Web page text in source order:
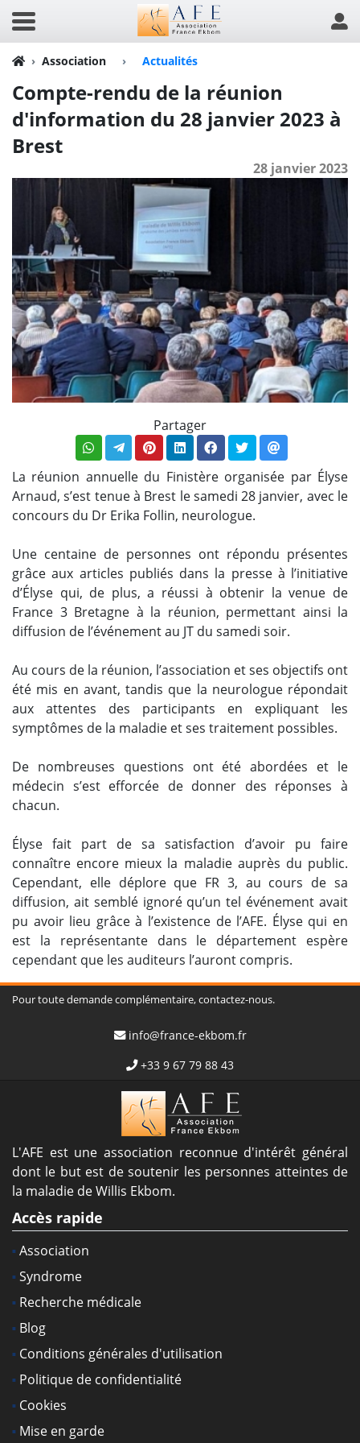
Association › Actualités
Compte-rendu de la réunion
d'information du 28 janvier 2023 à
Brest
28 janvier 2023
Partager
La réunion annuelle du Finistère organisée par Élyse
Arnaud, s’est tenue à Brest le samedi 28 janvier, avec le
concours du Dr Erika Follin, neurologue.
Une centaine de personnes ont répondu présentes
grâce aux articles publiés dans la presse à l’initiative
d’Élyse qui, de plus, a réussi à obtenir la venue de
France 3 Bretagne à la réunion, permettant ainsi la
diffusion de l’événement au JT du samedi soir.
Au cours de la réunion, l’association et ses objectifs ont
été mis en avant, tandis que la neurologue répondait
aux attentes des participants en expliquant les
symptômes de la maladie et ses traitement possibles.
De nombreuses questions ont été abordées et le
médecin s’est efforcée de donner des réponses à
chacun.
Élyse fait part de sa satisfaction d’avoir pu faire
connaître encore mieux la maladie auprès du public.
Cependant, elle déplore que FR 3, au cours de sa
diffusion, ait semblé ignoré qu’un tel événement avait
pu avoir lieu grâce à l’existence de l’AFE. Élyse qui en
est la représentante dans le département espère
cependant que les auditeurs l’auront compris.
Pour toute demande complémentaire, contactez-nous.
info@france-ekbom.fr
+33 9 67 79 88 43
L'AFE est une association reconnue d'intérêt général
dont le but est de soutenir les personnes atteintes de
la maladie de Willis Ekbom.
Accès rapide
Association
Syndrome
Recherche médicale
Blog
Conditions générales d'utilisation
Politique de confidentialité
Cookies
Mise en garde